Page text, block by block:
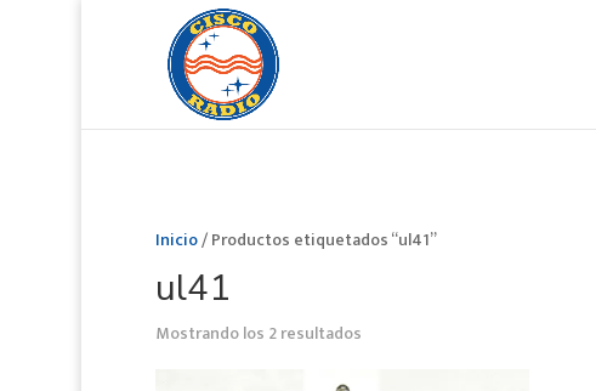
Inicio/ Productos etiquetados “ul41”
ul41
Mostrando los 2 resultados